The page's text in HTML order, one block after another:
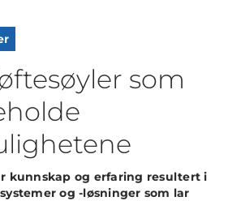
som
kunnskap og erfaring resultert i
og -løsninger som lar